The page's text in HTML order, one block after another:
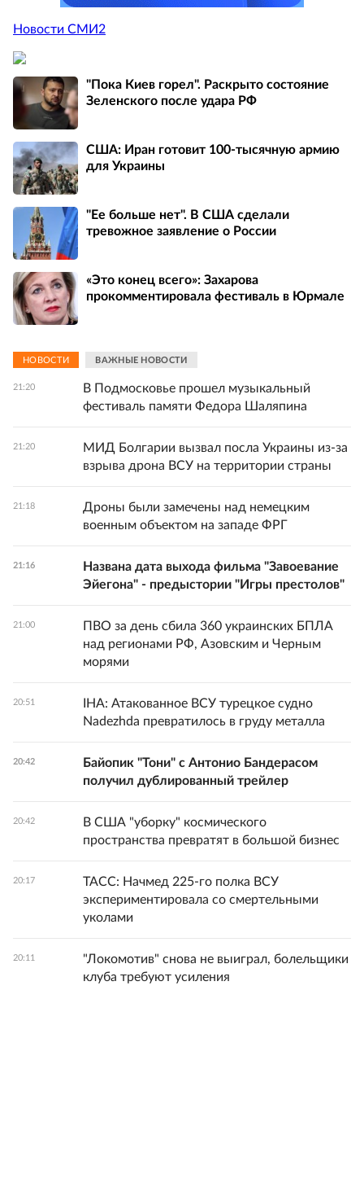
Новости СМИ2
"Пока Киев горел". Раскрыто состояние
Зеленского после удара РФ
США: Иран готовит 100-тысячную армию
для Украины
"Ее больше нет". В США сделали
тревожное заявление о России
«Это конец всего»: Захарова
прокомментировала фестиваль в Юрмале
НОВОСТИ ВАЖНЫЕ НОВОСТИ
21:20
В Подмосковье прошел музыкальный
фестиваль памяти Федора Шаляпина
21:20
МИД Болгарии вызвал посла Украины из-за
взрыва дрона ВСУ на территории страны
21:18
Дроны были замечены над немецким
военным объектом на западе ФРГ
21:16
Названа дата выхода фильма "Завоевание
Эйегона" - предыстории "Игры престолов"
21:00
ПВО за день сбила 360 украинских БПЛА
над регионами РФ, Азовским и Черным
морями
20:51
IHA: Атакованное ВСУ турецкое судно
Nadezhda превратилось в груду металла
20:42
Байопик "Тони" с Антонио Бандерасом
получил дублированный трейлер
20:42
В США "уборку" космического
пространства превратят в большой бизнес
20:17
ТАСС: Начмед 225-го полка ВСУ
экспериментировала со смертельными
уколами
20:11
"Локомотив" снова не выиграл, болельщики
клуба требуют усиления